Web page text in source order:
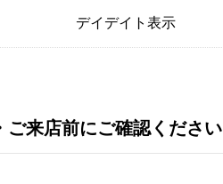
デイデイト表示
ご来店前にご確認ください